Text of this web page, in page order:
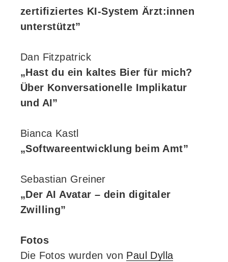
zertifiziertes KI-System Ärzt:innen
unterstützt”
Dan Fitzpatrick
„Hast du ein kaltes Bier für mich?
Über Konversationelle Implikatur
und AI”
Bianca Kastl
„Softwareentwicklung beim Amt”
Sebastian Greiner
„Der AI Avatar – dein digitaler
Zwilling”
Fotos
Die Fotos wurden von Paul Dylla